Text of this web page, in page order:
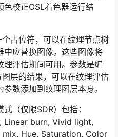
色校正OSL着色器运行结
占位符，可以在纹理节点树
中应替换图像。这些图像将
评估期间可用。参数是编
层的结果，可以在纹理评估
数添加到纹理图层本身。
（仅限SDR）包括：
burn, Vivid light,
Hue, Saturation, Color